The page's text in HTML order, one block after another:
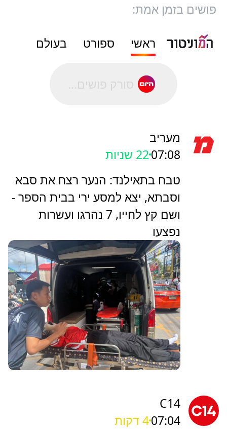
פושים בזמן אמת:
ראשי ספורט בעולם
סורק פושים...
מעריב
07:0825 שניות
טבח בתאילנד: הנער רצח את סבא
וסבתא, יצא למסע ירי בבית הספר -
ושם קץ לחייו, 7 נהרגו ועשרות
נפצעו
C14
07:044 דקות